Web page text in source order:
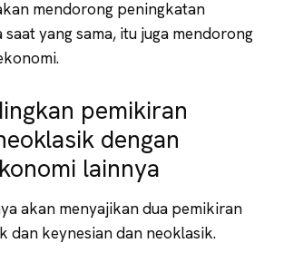
mendorong peningkatan
saat yang sama, itu juga mendorong
pemikiran
dengan
lainnya
akan menyajikan dua pemikiran
dan keynesian dan neoklasik.